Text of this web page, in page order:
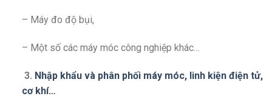
– Máy đo độ bụi,
– Một số các máy móc công nghiệp khác…
3. Nhập khẩu và phân phối máy móc, linh kiện điện tử,
cơ khí…